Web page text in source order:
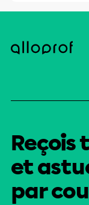
Reçois
et
par